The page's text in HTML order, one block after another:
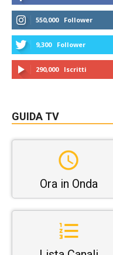
550,000 Follower
9,300 Follower
290,000 Iscritti
GUIDA TV
Ora in Onda